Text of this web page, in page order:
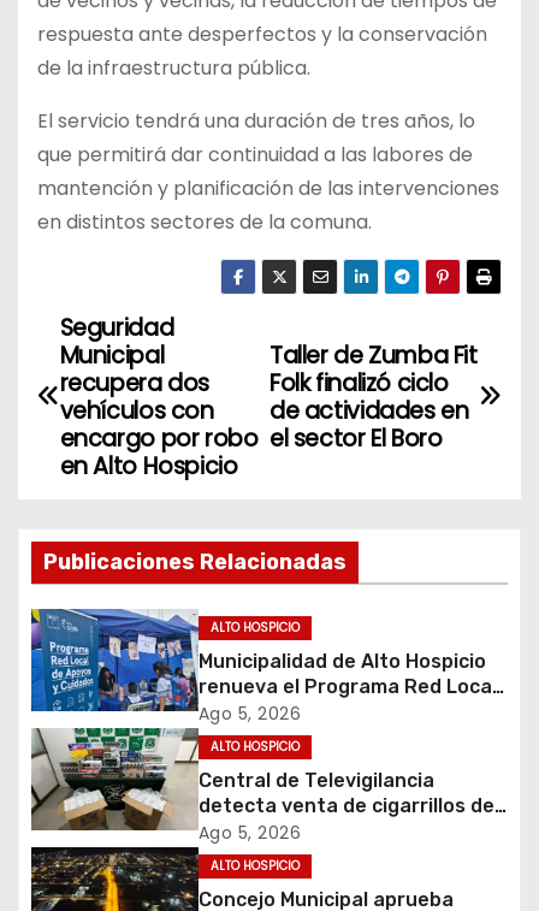
respuesta ante desperfectos y la conservación
de la infraestructura pública.
El servicio tendrá una duración de tres años, lo
que permitirá dar continuidad a las labores de
mantención y planificación de las intervenciones
en distintos sectores de la comuna.
N
a
g
a
c
i
ó
n
d
e
Taller de Zumba Fit
Folk finalizó ciclo
de actividades en
el sector El Boro
Seguridad
Municipal
recupera dos
vehículos con
encargo por robo
en Alto Hospicio
Publicaciones Relacionadas
ALTO HOSPICIO
Municipalidad de Alto Hospicio
renueva el Programa Red Local
de Apoyos y Cuidados
Ago 5, 2026
ALTO HOSPICIO
Central de Televigilancia
detecta venta de cigarrillos de
contrabando y permite
incautación de más de 3 mil
cajetillas
Ago 5, 2026
ALTO HOSPICIO
Concejo Municipal aprueba